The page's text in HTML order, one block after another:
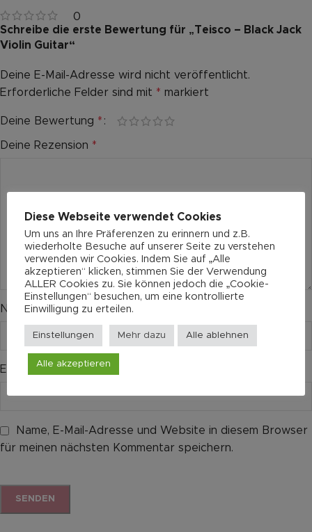
0
Schreibe die erste Bewertung für „Teisco – Black Jack
Violin Guitar“
Deine E-Mail-Adresse wird nicht veröffentlicht.
Erforderliche Felder sind mit * markiert
Deine Bewertung *
Deine Rezension *
Name*
E-Mail *
Name, E-Mail-Adresse und Website in diesem Browser
für meinen nächsten Kommentar speichern.
Alternative:
Diese Webseite verwendet Cookies
Um uns an Ihre Präferenzen zu erinnern und z.B.
wiederholte Besuche auf unserer Seite zu verstehen
verwenden wir Cookies. Indem Sie auf „Alle
akzeptieren“ klicken, stimmen Sie der Verwendung
ALLER Cookies zu. Sie können jedoch die „Cookie-
Einstellungen“ besuchen, um eine kontrollierte
Einwilligung zu erteilen.
Einstellungen Mehr dazu Alle ablehnen
Alle akzeptieren